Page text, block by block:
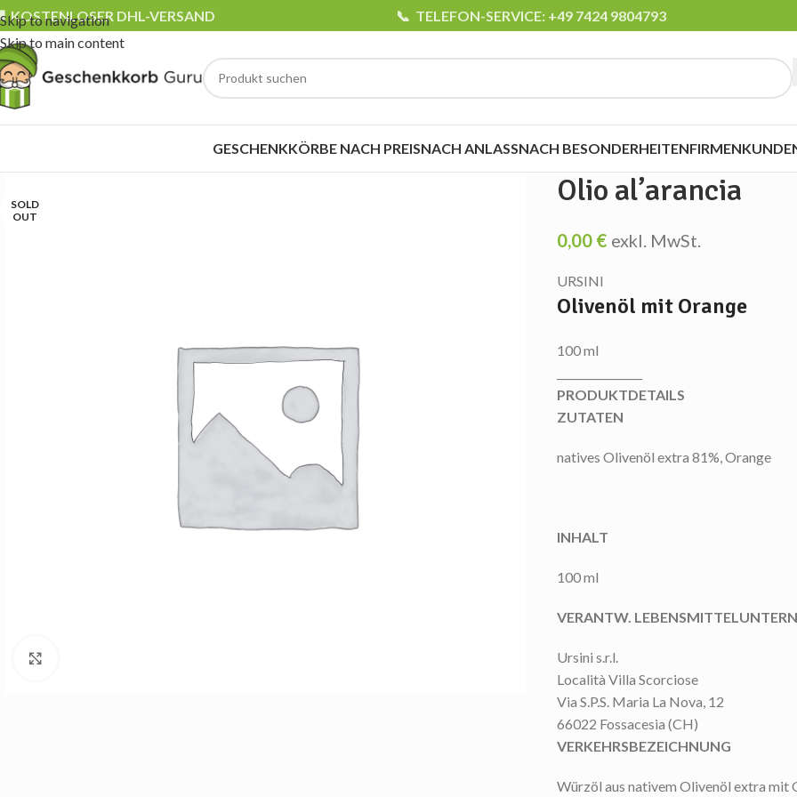
Skip to navigation
Skip to main content
KOSTENLOSER DHL-VERSAND 📞 TELEFON-SERVICE: +49 7424 9804793
GESCHENKKÖRBE NACH PREISNACH ANLASSNACH BESONDERHEITEN
SOLD
OUT
Olio al’arancia
0,00 € exkl. MwSt.
URSINI
Olivenöl mit Orange
100 ml
PRODUKTDETAILS
ZUTATEN
natives Olivenöl extra 81%, Orange
INHALT
100 ml
VERANTW.
Ursini s.r.l.
Località Villa Scorciose
Via S.P.S. Maria La Nova, 12
66022 Fossacesia (CH)
VERKEHRSBEZEICHNUNG
Würzöl aus nativem Olivenöl extra mit